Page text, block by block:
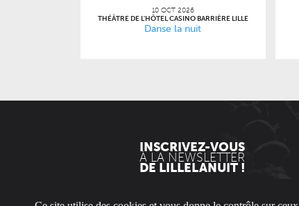
10 OCT 2026
THÉÂTRE DE L'HÔTEL CASINO BARRIÈRE LILLE
Danse la nuit
INSCRIVEZ-VOUS
À LA NEWSLETTER
DE LILLELANUIT !